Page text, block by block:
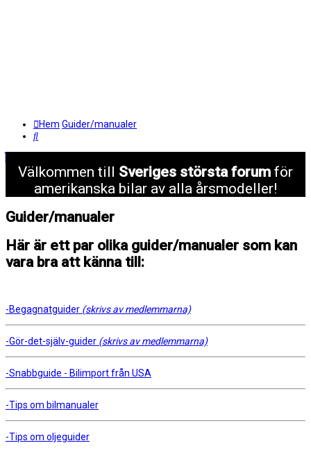
Hem Guider/manualer
Sök
Välkommen till Sveriges största forum för
amerikanska bilar av alla årsmodeller!
Guider/manualer
Här är ett par olika guider/manualer som kan
vara bra att känna till:
-Begagnatguider (skrivs av medlemmarna)
-Gör-det-själv-guider (skrivs av medlemmarna)
-Snabbguide - Bilimport från USA
-Tips om bilmanualer
-Tips om oljeguider